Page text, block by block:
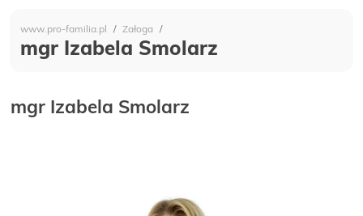
Szpital Specjalistyczny
PORADNIE
www.pro-familia.pl Załoga
mgr Izabela Smolarz
mgr Izabela Smolarz